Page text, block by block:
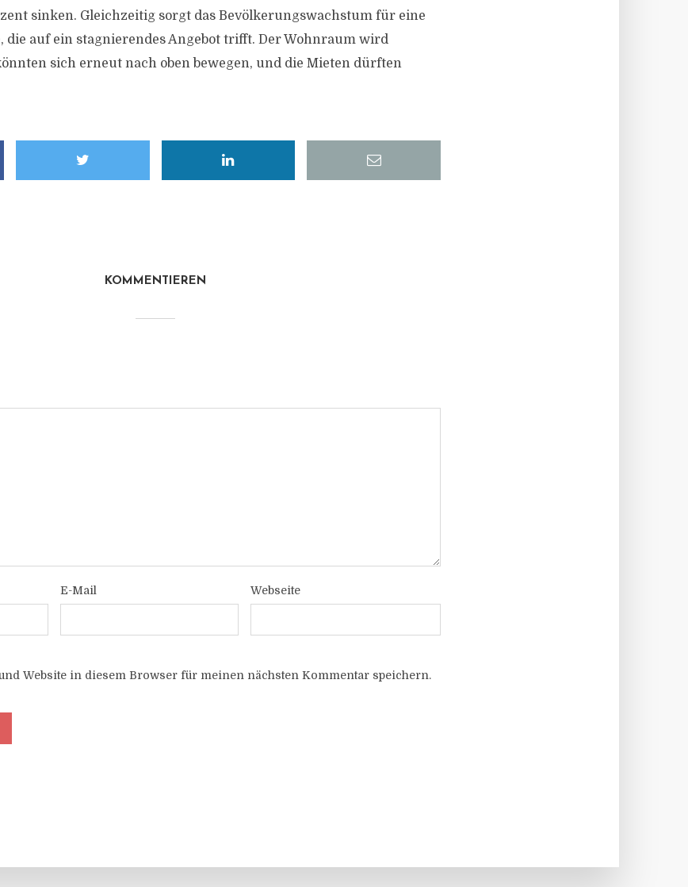
sinken. Gleichzeitig sorgt das Bevölkerungswachstum für eine
die auf ein stagnierendes Angebot trifft. Der Wohnraum wird
sich erneut nach oben bewegen, und die Mieten dürften
KOMMENTIEREN
E-Mail Webseite
Website in diesem Browser für meinen nächsten Kommentar speichern.